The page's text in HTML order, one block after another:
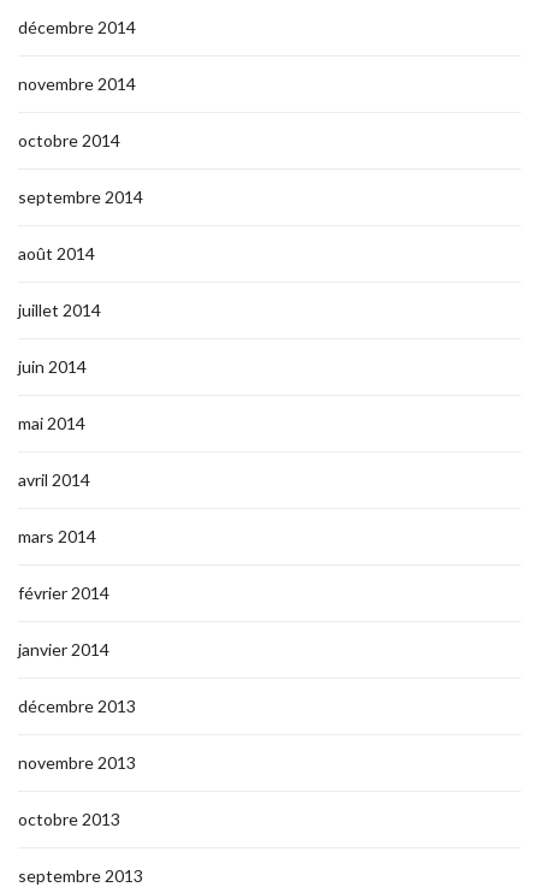
décembre 2014
novembre 2014
octobre 2014
septembre 2014
août 2014
juillet 2014
juin 2014
mai 2014
avril 2014
mars 2014
février 2014
janvier 2014
décembre 2013
novembre 2013
octobre 2013
septembre 2013